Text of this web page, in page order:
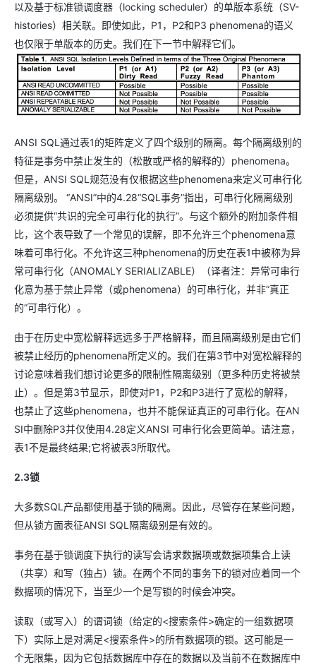
以及基于标准锁调度器（locking scheduler）的单版本系统（SV-
histories）相关联。即使如此，P1，P2和P3 phenomena的语义
也仅限于单版本的历史。我们在下一节中解释它们。
ANSI SQL通过表1的矩阵定义了四个级别的隔离。每个隔离级别的
特征是事务中禁止发生的（松散或严格的解释的）phenomena。
但是，ANSI SQL规范没有仅根据这些phenomena来定义可串行化
隔离级别。 “ANSI”中的4.28“SQL事务”指出，可串行化隔离级别
必须提供“共识的完全可串行化的执行”。与这个额外的附加条件相
比，这个表导致了一个常见的误解，即不允许三个phenomena意
味着可串行化。不允许这三种phenomena的历史在表1中被称为异
常可串行化（ANOMALY SERIALIZABLE）（译者注：异常可串行
化意为基于禁止异常（或phenomena）的可串行化，并非“真正
的”可串行化）。
由于在历史中宽松解释远远多于严格解释，而且隔离级别是由它们
被禁止经历的phenomena所定义的。我们在第3节中对宽松解释的
讨论意味着我们想讨论更多的限制性隔离级别（更多种历史将被禁
止）。但是第3节显示，即使对P1，P2和P3进行了宽松的解释，
也禁止了这些phenomena，也并不能保证真正的可串行化。在AN
SI中删除P3并仅使用4.28定义ANSI 可串行化会更简单。请注意，
表1不是最终结果;它将被表3所取代。
2.3锁
大多数SQL产品都使用基于锁的隔离。因此，尽管存在某些问题，
但从锁方面表征ANSI SQL隔离级别是有效的。
事务在基于锁调度下执行的读写会请求数据项或数据项集合上读
（共享）和写（独占）锁。在两个不同的事务下的锁对应着同一个
数据项的情况下，当至少一个是写锁的时候会冲突。
读取（或写入）的谓词锁（给定的<搜索条件>确定的一组数据项
下）实际上是对满足<搜索条件>的所有数据项的锁。这可能是一
个无限集，因为它包括数据库中存在的数据以及当前不在数据库中